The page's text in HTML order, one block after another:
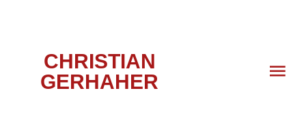
CHRISTIAN
GERHAHER